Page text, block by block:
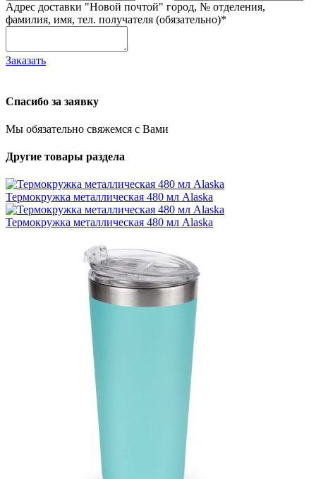
Адрес доставки "Новой почтой" город, № отделения,
фамилия, имя, тел. получателя (обязательно)*
Заказать
Спасибо за заявку
Мы обязательно свяжемся с Вами
Другие товары раздела
Термокружка металлическая 480 мл Alaska
Термокружка металлическая 480 мл Alaska